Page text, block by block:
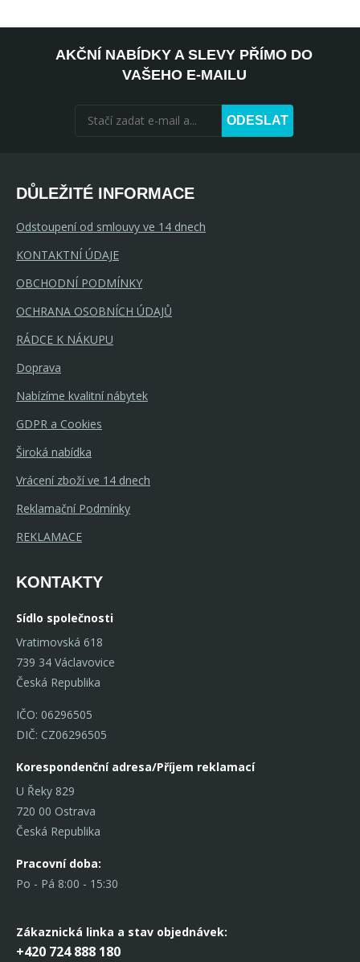
AKČNÍ NABÍDKY A SLEVY PŘÍMO DO
VAŠEHO E-MAILU
ODESLAT
DŮLEŽITÉ INFORMACE
Odstoupení od smlouvy ve 14 dnech
KONTAKTNÍ ÚDAJE
OBCHODNÍ PODMÍNKY
OCHRANA OSOBNÍCH ÚDAJŮ
RÁDCE K NÁKUPU
Doprava
Nabízíme kvalitní nábytek
GDPR a Cookies
Široká nabídka
Vrácení zboží ve 14 dnech
Reklamační Podmínky
REKLAMACE
KONTAKTY
Sídlo společnosti
Vratimovská 618
739 34 Václavovice
Česká Republika
IČO: 06296505
DIČ: CZ06296505
Korespondenční adresa/Příjem reklamací
U Řeky 829
720 00 Ostrava
Česká Republika
Pracovní doba:
Po - Pá 8:00 - 15:30
Zákaznická linka a stav objednávek:
+420 724 888 180